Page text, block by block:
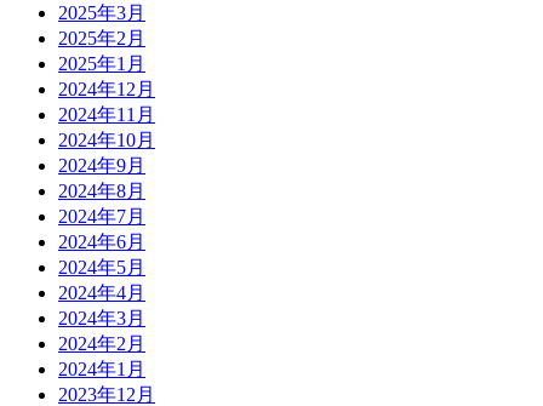
2025年3月
2025年2月
2025年1月
2024年12月
2024年11月
2024年10月
2024年9月
2024年8月
2024年7月
2024年6月
2024年5月
2024年4月
2024年3月
2024年2月
2024年1月
2023年12月